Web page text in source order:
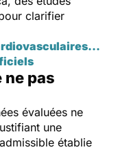
clarifier
ne pas
évaluées ne
une
établie